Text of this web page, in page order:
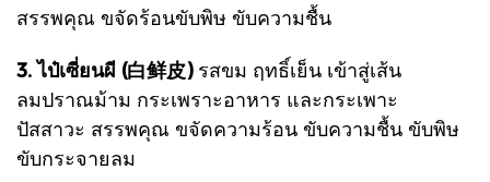
สรรพคุณ ขจัดร้อนขับพิษ ขับความชื้น
3. ไป๋เซี่ยนผี (白鲜皮)รสขม ฤทธิ์เย็น เข้าสู่เส้น
ลมปราณม้าม กระเพราะอาหาร และกระเพาะ
ปัสสาวะ สรรพคุณ ขจัดความร้อน ขับความชื้น ขับพิษ
ขับกระจายลม